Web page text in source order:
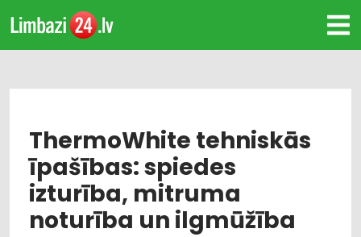
ThermoWhite tehniskās
īpašības: spiedes
izturība, mitruma
noturība un ilgmūžība